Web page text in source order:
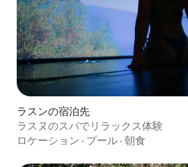
ラスンの宿泊先
ラスヌのスパでリラックス体験
ロケーション · プール · 朝食